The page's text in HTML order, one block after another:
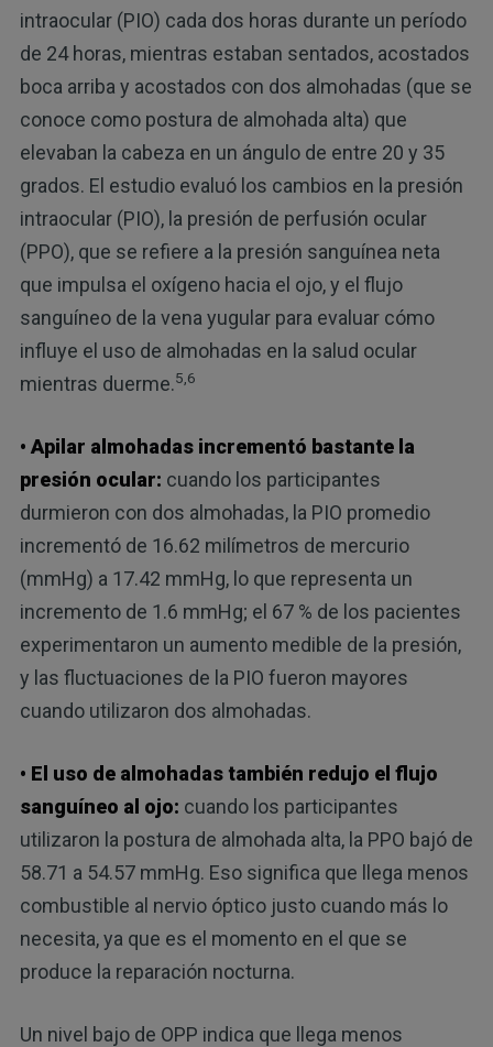
intraocular (PIO) cada dos horas durante un período
de 24 horas, mientras estaban sentados, acostados
boca arriba y acostados con dos almohadas (que se
conoce como postura de almohada alta) que
elevaban la cabeza en un ángulo de entre 20 y 35
grados. El estudio evaluó los cambios en la presión
intraocular (PIO), la presión de perfusión ocular
(PPO), que se refiere a la presión sanguínea neta
que impulsa el oxígeno hacia el ojo, y el flujo
sanguíneo de la vena yugular para evaluar cómo
influye el uso de almohadas en la salud ocular
mientras duerme.5,6
• Apilar almohadas incrementó bastante la
presión ocular: cuando los participantes
durmieron con dos almohadas, la PIO promedio
incrementó de 16.62 milímetros de mercurio
(mmHg) a 17.42 mmHg, lo que representa un
incremento de 1.6 mmHg; el 67 % de los pacientes
experimentaron un aumento medible de la presión,
y las fluctuaciones de la PIO fueron mayores
cuando utilizaron dos almohadas.
• El uso de almohadas también redujo el flujo
sanguíneo al ojo: cuando los participantes
utilizaron la postura de almohada alta, la PPO bajó de
58.71 a 54.57 mmHg. Eso significa que llega menos
combustible al nervio óptico justo cuando más lo
necesita, ya que es el momento en el que se
produce la reparación nocturna.
Un nivel bajo de OPP indica que llega menos